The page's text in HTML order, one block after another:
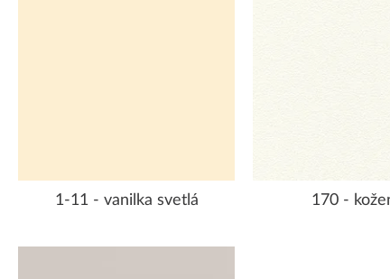
1-11 - vanilka svetlá 170 -